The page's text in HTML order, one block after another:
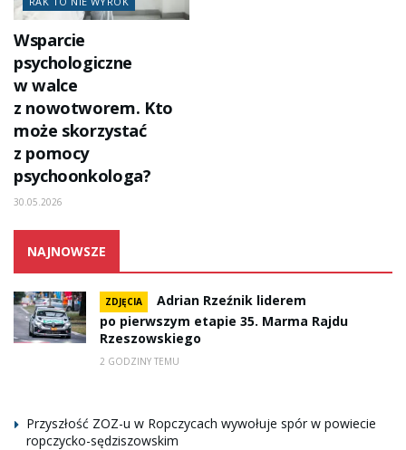
Wsparcie
psychologiczne
w walce
z nowotworem. Kto
może skorzystać
z pomocy
psychoonkologa?
30.05.2026
NAJNOWSZE
ZDJĘCIA
Adrian Rzeźnik liderem
po pierwszym etapie 35. Marma Rajdu
Rzeszowskiego
2 GODZINY TEMU
Przyszłość ZOZ-u w Ropczycach wywołuje spór w powiecie
ropczycko-sędziszowskim